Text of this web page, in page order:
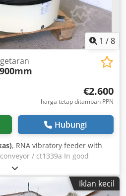
1 /8
900mm
€2.600
harga tetap ditambah PPN
Hubungi
, RNA vibratory feeder with
/ ct1339a In good
controller. Manufacturer:
Vibration frequency: 50 Hz /
5.4 [unit unclear, likely kVA
Iklan kecil